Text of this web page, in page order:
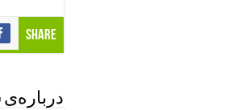
Share